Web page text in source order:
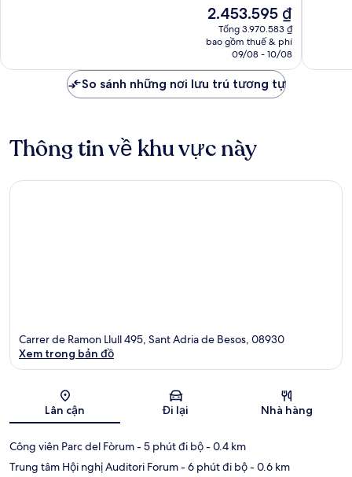
Giá
hiện
tại
2.453.595 ₫
2.453.595 ₫
Tổng 3.970.583 ₫
bao gồm thuế & phí
09/08 - 10/08
So sánh những nơi lưu trú tương tự
Thông tin về khu vực này
Bản đồ
Carrer de Ramon Llull 495, Sant Adria de Besos, 08930
Xem trong bản đồ
Lân cận Đi lại Nhà hàng
Công viên Parc del Fòrum- 5 phút đi bộ- 0.4 km
Trung tâm Hội nghị Auditori Forum- 6 phút đi bộ- 0.6 km